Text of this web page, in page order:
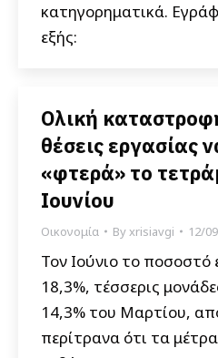
κατηγορηματικά.
εξής:
Ολική
θέσεις εργασίας
«φτερά» το
Ιουνίου
Οικονομία Byxrisiavgi 12/
Τον Ιούνιο το ποσοστό
18,3%, τέσσερις
14,3% του Μαρτίου,
περίτρανα ότι τα